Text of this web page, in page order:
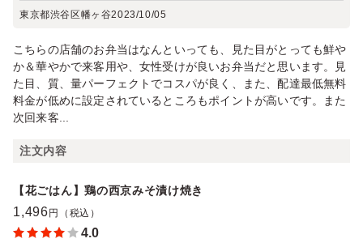
東京都渋谷区幡ヶ谷2023/10/05
こちらの店舗のお弁当はなんといっても、見た目がとっても鮮や
か＆華やかで来客用や、女性受けが良いお弁当だと思います。見
た目、質、量パーフェクトでコスパが良く、また、配達最低無料
料金が低めに設定されているところもポイントが高いです。また
次回来客...
注文内容
【花ごはん】鶏の西京みそ漬け焼き
1,496 円（税込）
4.0